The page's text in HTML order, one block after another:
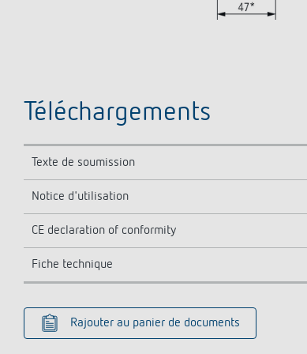
Téléchargements
Texte de soumission
Notice d'utilisation
CE declaration of conformity
Fiche technique
Rajouter au panier de documents